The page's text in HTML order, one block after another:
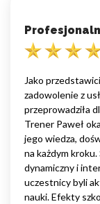
Jako
zadowolenie z
przeprowadziła
Trener Paweł
jego wiedza,
na każdym
dynamiczny i
uczestnicy byli
nauki. Efekty